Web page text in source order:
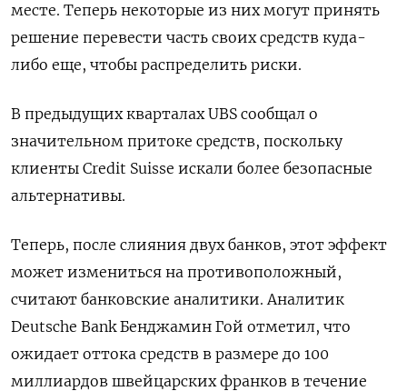
месте. Теперь некоторые из них могут принять
решение перевести часть своих средств куда-
либо еще, чтобы распределить риски.
В предыдущих кварталах UBS сообщал о
значительном притоке средств, поскольку
клиенты Credit Suisse искали более безопасные
альтернативы.
Теперь, после слияния двух банков, этот эффект
может измениться на противоположный,
считают банковские аналитики. Аналитик
Deutsche Bank Бенджамин Гой отметил, что
ожидает оттока средств в размере до 100
миллиардов швейцарских франков в течение